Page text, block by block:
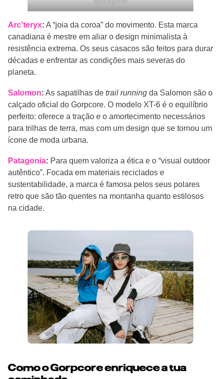
Arc’teryx: A “joia da coroa” do movimento. Esta marca
canadiana é mestre em aliar o design minimalista à
resistência extrema. Os seus casacos são feitos para durar
décadas e enfrentar as condições mais severas do
planeta.
Salomon: As sapatilhas de trail running da Salomon são o
calçado oficial do Gorpcore. O modelo XT-6 é o equilíbrio
perfeito: oferece a tração e o amortecimento necessários
para trilhas de terra, mas com um design que se tornou um
ícone de moda urbana.
Patagonia: Para quem valoriza a ética e o “visual outdoor
autêntico”. Focada em materiais reciclados e
sustentabilidade, a marca é famosa pelos seus polares
retro que são tão quentes na montanha quanto estilosos
na cidade.
Como o Gorpcore enriquece a tua